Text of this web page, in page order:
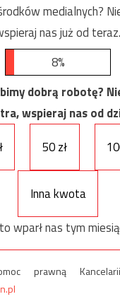
medialnych?
nas już od teraz.
8%
dobrą robotę?
wspieraj nas od
50 zł
Inna kwota
wparł nas tym
prawną